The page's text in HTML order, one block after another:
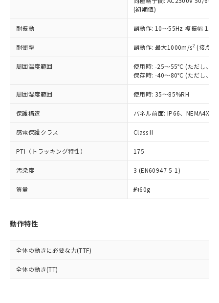
(初期値)
耐振動 誤動作: 10～55Hz 複振幅
耐衝撃 誤動作: 最大1000m/s2 (接点
周囲温度範囲
使用時: -25～55℃ (ただし、氷
保存時: -40～80℃ (ただし、氷
周囲湿度範囲 使用時: 35～85%RH
保護構造 パネル前面: IP66、NEMA4X,
感電保護クラス Class II
PTI（トラッキング特性） 175
汚染度 3 (EN60947-5-1)
質量 約60g
動作特性
全体の動きに必要な力(TTF)
全体の動き(TT)
在庫状況および標準価格照会結果は、
記載している更新日時点での社内デー
タに基づき作成されるものであり、閲
覧された時点での実際の在庫および標
準価格とは異なる場合があることをご
正式な納期状況および標準価格はお客
様のお取引先、またはお客様担当のオ
ムロン制御機器販売店・当社販売員に
オムロン制御機器販売店や当社販売拠
販売ネットワーク
」をご確認
在庫状況および標準価格結果を当社の
事前の承諾なく第三者に漏洩または開
示しないようお願いします。
マイパーツ機能（部品リスト作成サー
ビス）をご利用いただくには、I-Web
メンバーズにご登録されている必要が
あります。
品・サービスに関するお客様との取
引・商談に必要な範囲で利用すること
※当社の共同利用者とは、
の共同利用に関して"
の「1.共同利
鉛(Pb) 1000ppm以下、 水銀(Hg) 1000ppm以下、 カド
類(PBB) 1000ppm以下、ポリ臭化ジフェニルエーテル類
(PBDE) 1000ppm以下、フタル酸ビス(2-エチルヘキシ
ル) (DEHP)(別名：DOP) 1000ppm以下、フタル酸ブチ
ルベンジル（BBP） 1000ppm以下、フタル酸ジブチル
（DBP） 1000ppm以下、フタル酸ジイソブチル
但し、RoHS指令で産業用監視および制御機器に対する
図的な使用がないことを確認しています。
部品在庫の切り替え状況などにより、予定
月が前後することがあります。
とができます。
EU RoHS指令（10物質）の非含有証明書
51物質の非含有証明書（当社基準）
*中国RoHS10物質の基準値 (GB/T26572)：
Pb(鉛) :1000ppm、 Hg(水銀) : 1000ppm、 Cd(カドミウ
Cr(Ⅵ)(六価クロム) : 1000ppm、 PBBs(ポリ臭化ビフェ
ニル類) : 1000ppm、 PBDEs(ポリ臭化ジフェニルエーテ
ル類) : 1000ppm、
DBP(フタル酸ジブチル) : 1000ppm、 DIBP(フタル酸ジ
イソブチル) : 1000ppm、 BBP(フタル酸ブチルベンジ
DEHP(フタル酸ビス(2-エチルヘキシル)) : 1000ppm
「ｅ」：有害物質（10物質）のすべてが基
準値以下であることを示します。
「10」：通常の使用状況下において有害物
質が外部に漏えいし、環境に深刻な影響を
及ぼさない年数を意味します。
「－」：未確認です。当社販売部門へお問
（以下｢規制貨物等」という）を輸出
または国外への提供する場合は、日本
国政府の輸出許可(または役務取引許
可)を取得するなどの必要な手続きを
当社は規制貨物を破棄する場合は、完
全に破砕するなど、違法に輸出されな
いよう必要な手段を講じます。
当社は貴社製品を、核兵器、ミサイ
ル、化学兵器、生物兵器またはその他
武器並びにこれらの製造装置等に一切
当社は、貴社製品を第三者に販売する
場合は、上記1、2および3の内容を当
該第三者に通知します。また当社は、
販売先および販売に係わる関係者が違
法に輸出するおそれがある場合は、取
り引きをいたしません。
合意する
一定数以上の在庫あり
一定数には満たないが在庫あり
在庫なし(最新の在庫状況につ
いては、お客様のお取引先、ま
たはお客様担当のオムロン制御
機器販売店・当社販売員にご確
認ください)
受注生産機種、また在庫状況の
情報を公開していない機種